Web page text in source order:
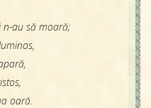
n-au să moară;
oară.